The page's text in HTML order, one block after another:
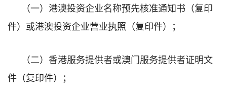
（一）港澳投资企业名称预先核准通知书（复印
件）或港澳投资企业营业执照（复印件）；
（二）香港服务提供者或澳门服务提供者证明文
件（复印件）；